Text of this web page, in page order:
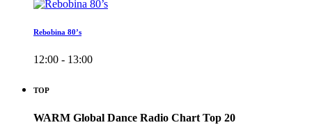
Rebobina 80’s
12:00 - 13:00
TOP
WARM Global Dance Radio Chart Top 20